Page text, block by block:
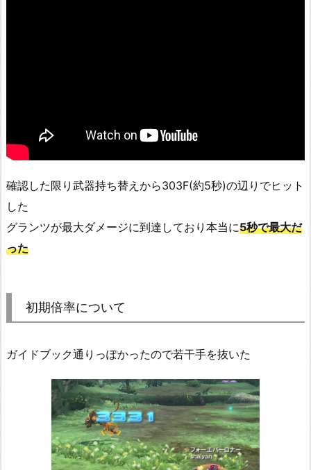
確認した限り武器持ち替えから303F(約5秒)の辺りでヒット
した
グランツが最大ダメージに到達しており本当に5秒で最大だ
った
初期倍率について
ガイドブック通りっぽかったので若干手を抜いた